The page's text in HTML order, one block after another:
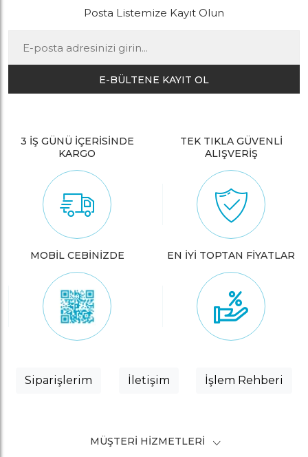
Posta Listemize Kayıt Olun
E-BÜLTENE KAYIT OL
3 İŞ GÜNÜ İÇERİSİNDE
KARGO
TEK TIKLA GÜVENLİ
ALIŞVERİŞ
MOBİL CEBİNİZDE EN İYİ TOPTAN FİYATLAR
Siparişlerim İletişim İşlem Rehberi
MÜŞTERI HIZMETLERI